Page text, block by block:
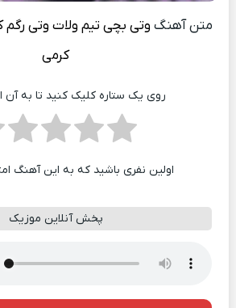
متن آهنگ وتی بچی تیم ولات وتی رگم
کرمی
روی یک ستاره کلیک کنید تا به آن
اولین نفری باشید که به این آهنگ
پخش آنلاین موزیک